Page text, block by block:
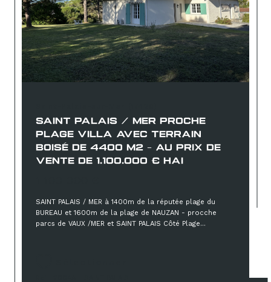
SAINT PALAIS / MER PROCHE
PLAGE VILLA AVEC TERRAIN
BOISÉ DE 4400 M2 - AU PRIX DE
VENTE DE 1.100.000 € HAI
SAINT PALAIS / MER à 1400m de la réputée plage du
BUREAU et 1600m de la plage de NAUZAN - procche
parcs de VAUX /MER et SAINT PALAIS Côté Plage...